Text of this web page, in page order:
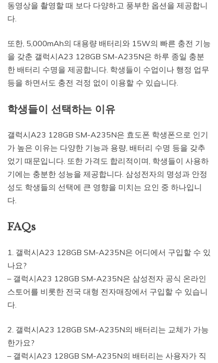
동영상을 촬영할 때 보다 다양하고 풍부한 옵션을 제공합니
다.
또한, 5,000mAh의 대용량 배터리와 15W의 빠른 충전 기능
을 갖춘 갤럭시A23 128GB SM-A235N은 하루 종일 충분
한 배터리 수명을 제공합니다. 학생들이 수업이나 행정 업무
등을 하면서도 충전 걱정 없이 이용할 수 있습니다.
학생들이 선택하는 이유
갤럭시A23 128GB SM-A235N은 효도폰 학생폰으로 인기
가 높은 이유는 다양한 기능과 용량, 배터리 수명 등을 갖추
었기 때문입니다. 또한 가격도 합리적이며, 학생들이 사용하
기에는 충분한 성능을 제공합니다. 삼성전자의 명성과 안정
성도 학생들의 선택에 큰 영향을 미치는 요인 중 하나입니
다.
FAQs
1. 갤럭시A23 128GB SM-A235N은 어디에서 구입할 수 있
나요?
– 갤럭시A23 128GB SM-A235N은 삼성전자 공식 온라인
스토어를 비롯한 전국 대형 전자매장에서 구입할 수 있습니
다.
2. 갤럭시A23 128GB SM-A235N의 배터리는 교체가 가능
한가요?
– 갤럭시A23 128GB SM-A235N의 배터리는 사용자가 직